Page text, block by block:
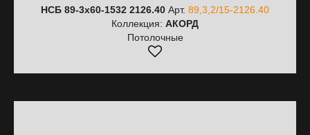
НСБ 89-3х60-1532 2126.40 Арт. 89,3,2/15-2126.40
Коллекция: АКОРД
Потолочные